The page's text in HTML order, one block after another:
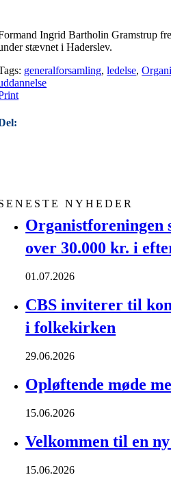
Ingrid Bartholin Gramstrup
stævnet i Haderslev.
generalforsamling,ledelse,
NYHEDER
Organistforeningen
over 30.000 kr. i
01.07.2026
CBS inviterer til
i folkekirken
29.06.2026
Opløftende møde
15.06.2026
Velkommen til en
15.06.2026